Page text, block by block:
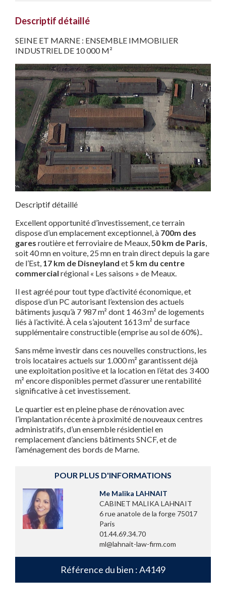
Descriptif détaillé
SEINE ET MARNE : ENSEMBLE IMMOBILIER
INDUSTRIEL DE 10 000 M²
Descriptif détaillé
Excellent opportunité d’investissement, ce terrain
dispose d’un emplacement exceptionnel, à 700m des
gares routière et ferroviaire de Meaux,50 km de Paris,
soit 40 mn en voiture, 25 mn en train direct depuis la gare
de l’Est, 17 km de Disneyland et5 km du centre
commercial régional « Les saisons » de Meaux.
Il est agréé pour tout type d’activité économique, et
dispose d’un PC autorisant l’extension des actuels
bâtiments jusqu’à 7 987 m² dont 1 463 m² de logements
liés à l’activité. À cela s’ajoutent 1613 m² de surface
supplémentaire constructible (emprise au sol de 60%)..
Sans même investir dans ces nouvelles constructions, les
trois locataires actuels sur 1.000 m² garantissent déjà
une exploitation positive et la location en l’état des 3 400
m² encore disponibles permet d’assurer une rentabilité
significative à cet investissement.
Le quartier est en pleine phase de rénovation avec
l’implantation récente à proximité de nouveaux centres
administratifs, d’un ensemble résidentiel en
remplacement d’anciens bâtiments SNCF, et de
l’aménagement des bords de Marne.
POUR PLUS D'INFORMATIONS
Me Malika LAHNAIT
CABINET MALIKA LAHNAIT
6 rue anatole de la forge 75017
Paris
01.44.69.34.70
ml@lahnait-law-firm.com
Référence du bien : A4149